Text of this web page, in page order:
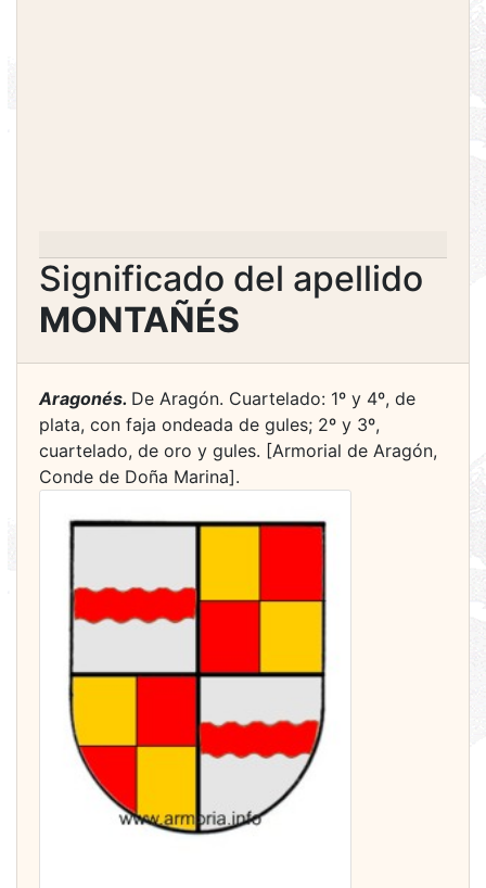
Significado del apellido
MONTAÑÉS
Aragonés. De Aragón. Cuartelado: 1º y 4º, de
plata, con faja ondeada de gules; 2º y 3º,
cuartelado, de oro y gules. [Armorial de Aragón,
Conde de Doña Marina].